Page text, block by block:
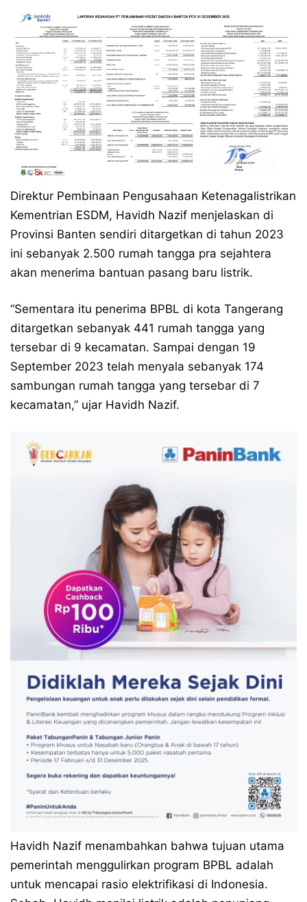
Direktur Pembinaan Pengusahaan Ketenagalistrikan
Kementrian ESDM, Havidh Nazif menjelaskan di
Provinsi Banten sendiri ditargetkan di tahun 2023
ini sebanyak 2.500 rumah tangga pra sejahtera
akan menerima bantuan pasang baru listrik.
“Sementara itu penerima BPBL di kota Tangerang
ditargetkan sebanyak 441 rumah tangga yang
tersebar di 9 kecamatan. Sampai dengan 19
September 2023 telah menyala sebanyak 174
sambungan rumah tangga yang tersebar di 7
kecamatan,” ujar Havidh Nazif.
Havidh Nazif menambahkan bahwa tujuan utama
pemerintah menggulirkan program BPBL adalah
untuk mencapai rasio elektrifikasi di Indonesia.